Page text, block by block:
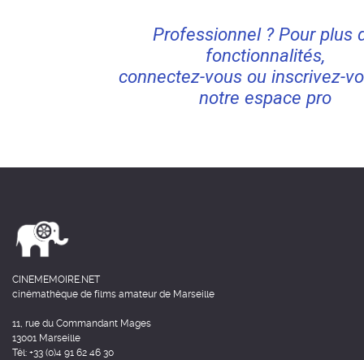
Professionnel ? Pour plus
fonctionnalités,
connectez-vous ou inscrivez-
notre espace pro
CINEMEMOIRE.NET
cinémathèque de films amateur de Marseille
11, rue du Commandant Mages
13001 Marseille
Tél: +33 (0)4 91 62 46 30